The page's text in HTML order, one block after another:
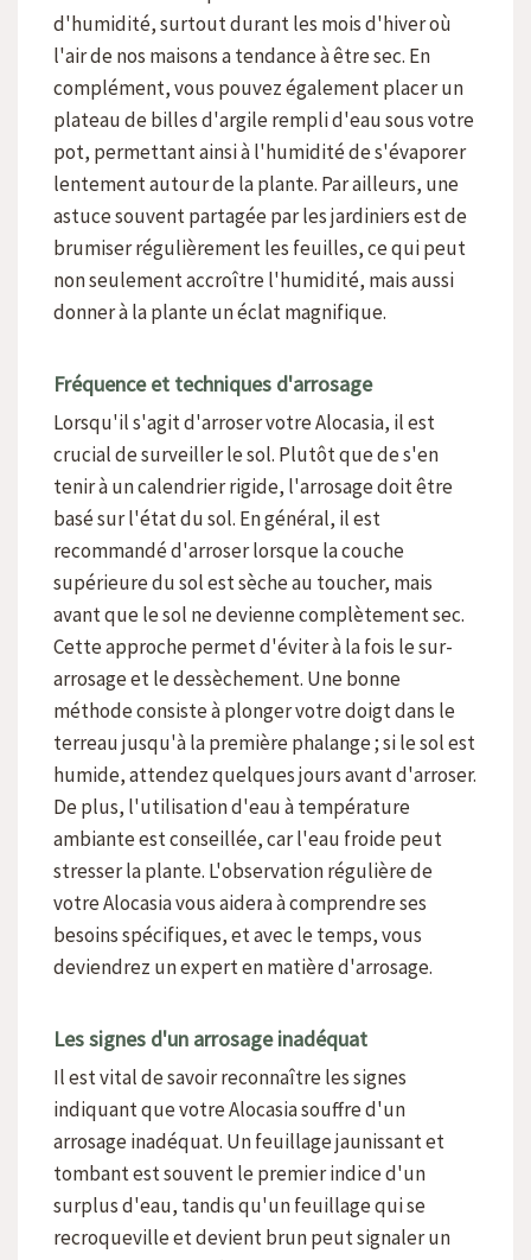
d'humidité, surtout durant les mois d'hiver où
l'air de nos maisons a tendance à être sec. En
complément, vous pouvez également placer un
plateau de billes d'argile rempli d'eau sous votre
pot, permettant ainsi à l'humidité de s'évaporer
lentement autour de la plante. Par ailleurs, une
astuce souvent partagée par les jardiniers est de
brumiser régulièrement les feuilles, ce qui peut
non seulement accroître l'humidité, mais aussi
donner à la plante un éclat magnifique.
Fréquence et techniques d'arrosage
Lorsqu'il s'agit d'arroser votre Alocasia, il est
crucial de surveiller le sol. Plutôt que de s'en
tenir à un calendrier rigide, l'arrosage doit être
basé sur l'état du sol. En général, il est
recommandé d'arroser lorsque la couche
supérieure du sol est sèche au toucher, mais
avant que le sol ne devienne complètement sec.
Cette approche permet d'éviter à la fois le sur-
arrosage et le dessèchement. Une bonne
méthode consiste à plonger votre doigt dans le
terreau jusqu'à la première phalange ; si le sol est
humide, attendez quelques jours avant d'arroser.
De plus, l'utilisation d'eau à température
ambiante est conseillée, car l'eau froide peut
stresser la plante. L'observation régulière de
votre Alocasia vous aidera à comprendre ses
besoins spécifiques, et avec le temps, vous
deviendrez un expert en matière d'arrosage.
Les signes d'un arrosage inadéquat
Il est vital de savoir reconnaître les signes
indiquant que votre Alocasia souffre d'un
arrosage inadéquat. Un feuillage jaunissant et
tombant est souvent le premier indice d'un
surplus d'eau, tandis qu'un feuillage qui se
recroqueville et devient brun peut signaler un